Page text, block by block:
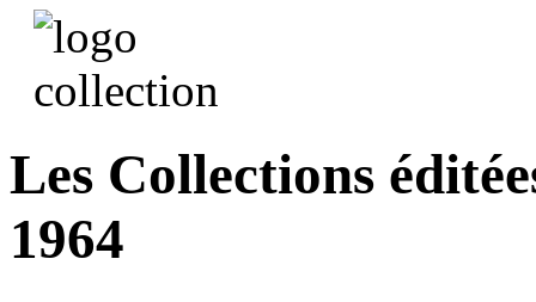
Les Collections
1964